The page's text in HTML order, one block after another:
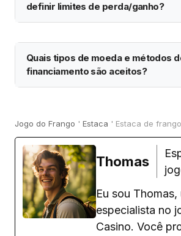
definir limites de perda/ganho?
Quais tipos de moeda e métodos
financiamento são aceitos?
Jogo do Frango ' Estaca ' Estaca de frango
Thomas
Eu sou Thomas,
especialista no
Casino. Você